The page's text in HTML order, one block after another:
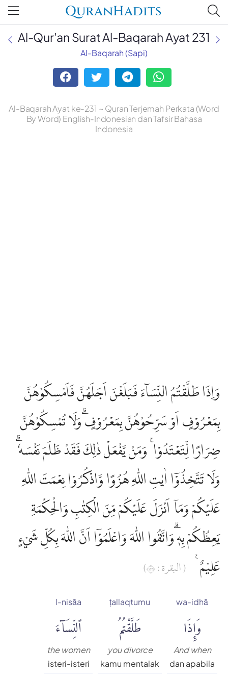
QuranHadits
Al-Qur'an Surat Al-Baqarah Ayat 231
Al-Baqarah (Sapi)
Al-Baqarah Ayat ke-231 ~ Quran Terjemah Perkata (Word
By Word) English-Indonesian dan Tafsir Bahasa
Indonesia
وَاِذَا طَلَّقْتُمُ النِّسَاۤءَ فَبَلَغْنَ اَجَلَهُنَّ فَاَمْسِكُوْهُنَّ
بِمَعْرُوْفٍ اَوْ سَرِّحُوْهُنَّ بِمَعْرُوْفٍۗ وَلَا تُمْسِكُوْهُنَّ
ضِرَارًا لِّتَعْتَدُوْا ۚ وَمَنْ يَّفْعَلْ ذٰلِكَ فَقَدْ ظَلَمَ نَفْسَهٗ ۗ
وَلَا تَتَّخِذُوْٓا اٰيٰتِ اللّٰهِ هُزُوًا وَّاذْكُرُوْا نِعْمَتَ اللّٰهِ
عَلَيْكُمْ وَمَآ اَنْزَلَ عَلَيْكُمْ مِّنَ الْكِتٰبِ وَالْحِكْمَةِ
يَعِظُكُمْ بِهٖ ۗوَاتَّقُوا اللّٰهَ وَاعْلَمُوْٓا اَنَّ اللّٰهَ بِكُلِّ شَيْءٍ
عَلِيْمٌ ࣖ
( البقرة : ٢٣١)
wa-idhā
وَإِذَا
And when
dan apabila
ṭallaqtumu
طَلَّقْتُمُ
you divorce
kamu mentalak
l-nisāa
ٱلنِّسَآءَ
the women
isteri-isteri